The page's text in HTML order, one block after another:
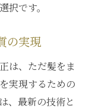
択です。
の実現
は、ただ髪をま
実現するための
、最新の技術と